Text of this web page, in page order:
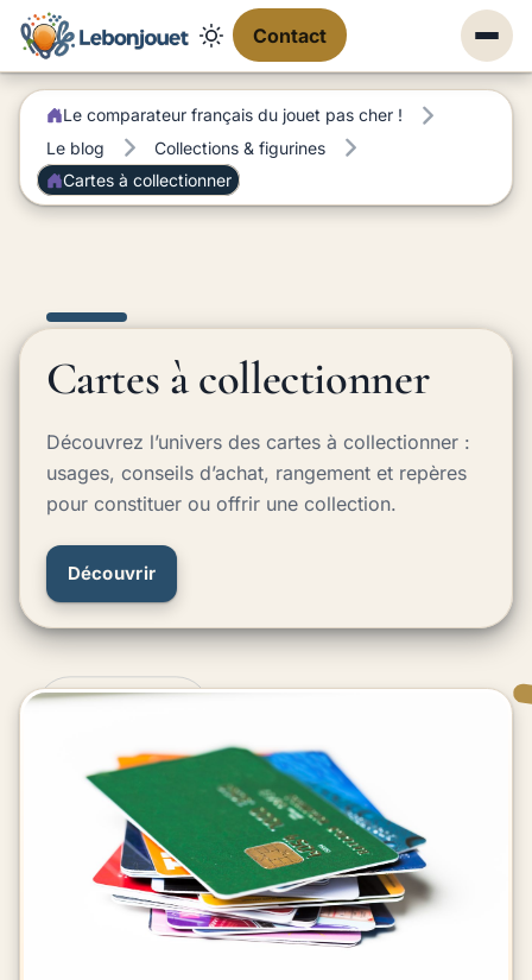
Contact
Le comparateur français du jouet pas cher !
Le blog
Collections & figurines
Cartes à collectionner
Cartes à collectionner
Découvrez l’univers des cartes à collectionner :
usages, conseils d’achat, rangement et repères
pour constituer ou offrir une collection.
Découvrir